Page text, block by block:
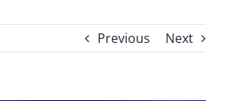
Previous Next